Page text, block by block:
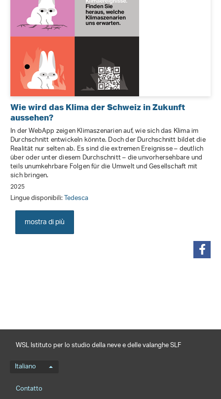
Wie wird das Klima der Schweiz in Zukunft
aussehen?
In der WebApp zeigen Klimaszenarien auf, wie sich das Klima im
Durchschnitt entwickeln könnte. Doch der Durchschnitt bildet die
Realität nur selten ab. Es sind die extremen Ereignisse – deutlich
über oder unter diesem Durchschnitt – die unvorhersehbare und
teils unumkehrbare Folgen für die Umwelt und Gesellschaft mit
sich bringen.
2025
Lingue disponibili:Tedesca
mostra di più
WSL Istituto per lo studio della neve e delle valanghe SLF
Menu della lingua
Italiano
Footernavigation
Contatto